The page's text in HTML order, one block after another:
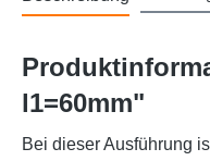
l1=60mm"
Bei dieser Ausführung